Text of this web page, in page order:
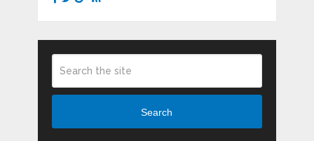
Search